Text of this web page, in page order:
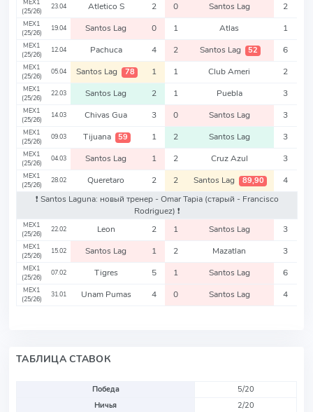
MEX1
(25/26)
23.04 Atletico S 2 0 Santos Lag 2
MEX1
(25/26)
19.04 Santos Lag 0 1 Atlas 1
MEX1
(25/26)
12.04 Pachuca 4 2 Santos Lag 52 6
MEX1
(25/26)
05.04 Santos Lag 78 1 1 Club Ameri 2
MEX1
(25/26)
22.03 Santos Lag 2 1 Puebla 3
MEX1
(25/26)
14.03 Chivas Gua 3 0 Santos Lag 3
MEX1
(25/26)
09.03 Tijuana 59 1 2 Santos Lag 3
MEX1
(25/26)
04.03 Santos Lag 1 2 Cruz Azul 3
MEX1
(25/26)
28.02 Queretaro 2 2 Santos Lag 89,90
4
❗️ Santos Laguna: новый тренер - Omar Tapia (старый - Francisco
Rodriguez) ❗️
MEX1
(25/26)
22.02 Leon 2 1 Santos Lag 3
MEX1
(25/26)
15.02 Santos Lag 1 2 Mazatlan 3
MEX1
(25/26)
07.02 Tigres 5 1 Santos Lag 6
MEX1
(25/26)
31.01 Unam Pumas 4 0 Santos Lag 4
ТАБЛИЦА СТАВОК
Победа
5/20
Ничья
2/20